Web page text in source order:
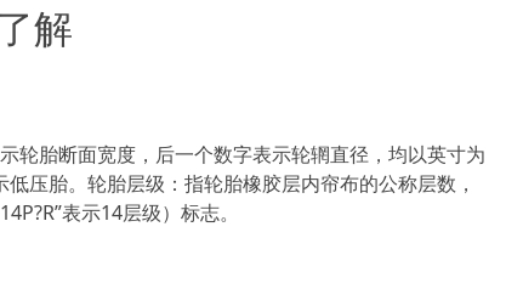
解
胎断面宽度，后一个数字表示轮辋直径，均以英寸为
低压胎。轮胎层级：指轮胎橡胶层内帘布的公称层数，
表示14层级）标志。